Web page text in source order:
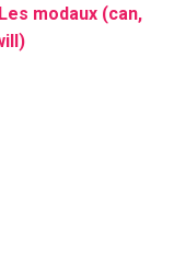
modaux (can,